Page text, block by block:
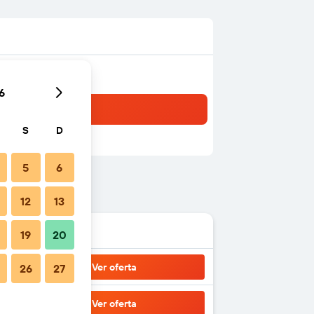
Ver oferta
Ver oferta
S D
5 6
12 13
19 20
26 27